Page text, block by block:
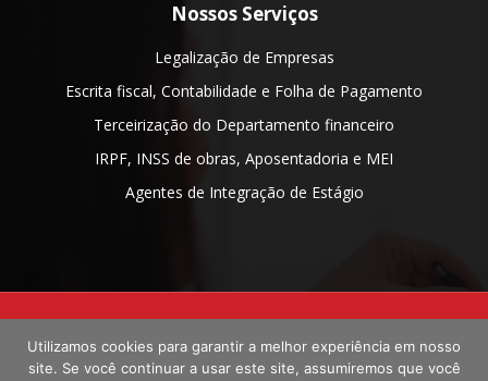
Nossos Serviços
Legalização de Empresas
Escrita fiscal, Contabilidade e Folha de Pagamento
Terceirização do Departamento financeiro
IRPF, INSS de obras, Aposentadoria e MEI
Agentes de Integração de Estágio
Contabilidade em Estância Velha/ RS- EXECUTIVA ASSESSORIA
CONTABIL LTDA
Utilizamos cookies para garantir a melhor experiência em nosso
site. Se você continuar a usar este site, assumiremos que você